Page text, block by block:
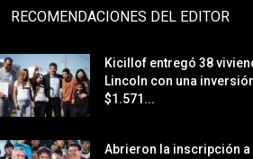
RECOMENDACIONES DEL EDITOR
Kicillof entregó 38
Lincoln con una
$1.571...
Abrieron la inscripción a